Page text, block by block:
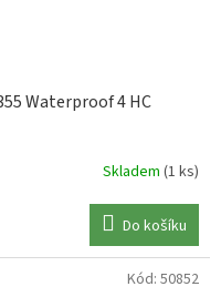
Waterproof 4 HC
Skladem (1 ks)
Do košíku
Kód: 50852